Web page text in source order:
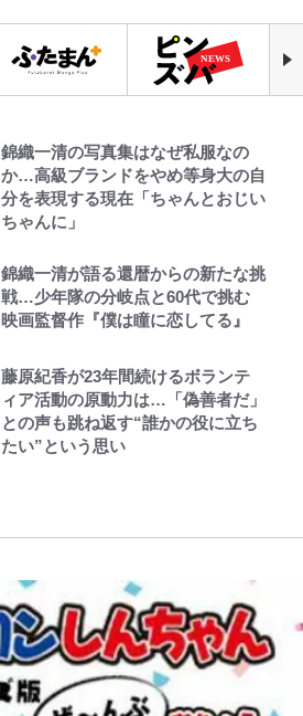
錦織一清の写真集はなぜ私服なの
か…高級ブランドをやめ等身大の自
分を表現する現在「ちゃんとおじい
ちゃんに」
錦織一清が語る還暦からの新たな挑
戦…少年隊の分岐点と60代で挑む
映画監督作『僕は瞳に恋してる』
藤原紀香が23年間続けるボランテ
ィア活動の原動力は…「偽善者だ」
との声も跳ね返す“誰かの役に立ち
たい”という思い
「自分の絵ごと、このジャンルはそ
ろそろ終わりかな」江口寿史が炎上
を経て樋口毅宏に語ったこと
ンのコラボがスタート！ “別班饅
頭”や限定グッズ登場にファン感激
「これは買うしかない！」
「まだ2枚しか描けてないんだよね
ぇ」作家・樋口毅宏が問う、今再
び、漫画に向かう江口寿史の現在地
千葉雄大、ほっそりイケメン近影に
「顔パンパンだったのに」反響 視
聴者が想った激変の納得理由
の“共演”ショットに「夫婦で写っ
てるの尊い」 長女はもう23歳
増」130㎏ボディに驚きと心配 過
去の「めちゃ美人」写真も再び
でっかい男になりたいゾ
荒々しい「火山帯」の一端にいるこ
とを体感！ 登頂約10分でも大迫力
「吾妻小富士」火口を1周する「1
時間半ハイキング」パノラマ絶景レ
青く美しい「幸せのブルービー」の
正体とは？ 身近な場所で見つける
る「季節の虫」の探し方 vol.21】
アユは「怒らせて掛ける」魚だっ
た！ ルアーを追わせて釣りあげる
空の轍と大地の雲と 第1回
著
｢めーっちゃオシャじゃん｣中田英
寿やトッティも愛した名門ローマ、
新アウェイユニが大評判！｢カッコ
いい｣｢好きなデザイン｣｢今年は2nd
｢守り方かっこよすぎ｣上田綺世が
妻の“ワンオペ騒動”に家族写真で
る“神対応”に新婚の板倉、久保、
長友夫妻も続々エール！
浦和と千葉の首をかしげる主力放
制｣の大激論】(4)
公式-ヒロインが来る前に妊娠しま
した~詰んだはずの悪役令嬢です
が、どうやら違うようです~ 第1話
した~詰んだはずの悪役令嬢です
が、どうやら違うようです~ 第2話
(1)
公式-ヒロインが来る前に妊娠しま
した~詰んだはずの悪役令嬢です
が、どうやら違うようです~ 第2話
(2)